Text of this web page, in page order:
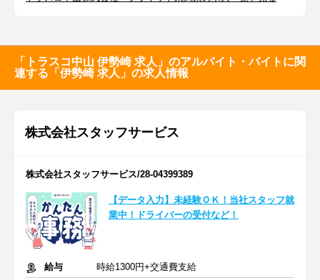
「トラスコ中山 伊勢崎 求人」のアルバイト・バイトに関
連する「伊勢崎 求人」の求人情報
株式会社スタッフサービス
株式会社スタッフサービス/28-04399389
【データ入力】未経験ＯＫ！当社スタッフ就
業中！ドライバーの受付など！
給与
時給1300円+交通費支給